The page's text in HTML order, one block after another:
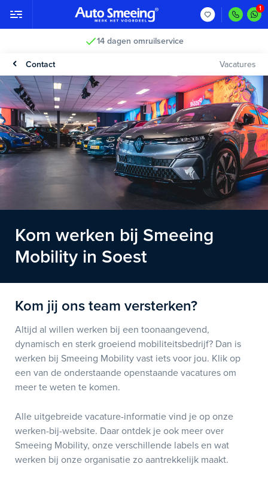
14 dagen omruilservice
Contact Vacatures
Kom werken bij Smeeing
Mobility in Soest
Kom jij ons team versterken?
Altijd al willen werken bij een toonaangevend,
dynamisch en sterk groeiend mobiliteitsbedrijf? Dan is
werken bij Smeeing Mobility vast iets voor jou. Klik op
een van de onderstaande openstaande vacatures om
meer te weten te komen.
Alle uitgebreide vacature-informatie vind je op onze
werken-bij-website. Daar ontdek je ook meer over
Smeeing Mobility, onze verschillende labels en wat
werken bij onze organisatie zo aantrekkelijk maakt.